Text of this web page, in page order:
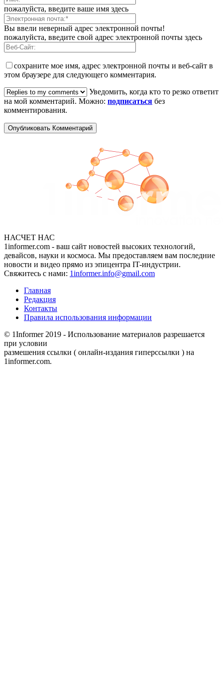
пожалуйста, введите ваше имя здесь
Вы ввели неверный адрес электронной почты!
пожалуйста, введите свой адрес электронной почты здесь
сохраните мое имя, адрес электронной почты и веб-сайт в
этом браузере для следующего комментария.
Уведомить, когда кто то резко ответит
на мой комментарий. Можно: подписаться без
комментирования.
НАСЧЕТ НАС
1informer.com - ваш сайт новостей высоких технологий,
девайсов, науки и космоса. Мы предоставляем вам последние
новости и видео прямо из эпицентра IT-индустрии.
Свяжитесь с нами: 1informer.info@gmail.com
Главная
Редакция
Контакты
Правила использования информации
© 1Informer 2019 - Использование материалов разрешается
при условии
размешения ссылки ( онлайн-издания гиперссылки ) на
1informer.com.